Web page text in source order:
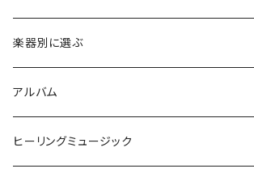
自分の気持ちと向き合いたい時に
デトックスしたい時に
ゆったり眠りたい時に
楽器別に選ぶ
ピアノ
クリスタルボウル
アルバム
Peaceful Music ピースフルピアノ
ヒーリングミュージック